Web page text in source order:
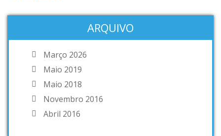
ARQUIVO
Março 2026
Maio 2019
Maio 2018
Novembro 2016
Abril 2016